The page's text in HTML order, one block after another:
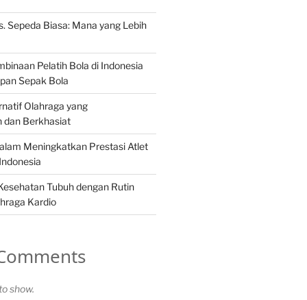
Sepeda Biasa: Mana yang Lebih
Pelatih Bola di Indonesia
Sepak Bola
Olahraga yang
dan Berkhasiat
Meningkatkan Prestasi Atlet
Tubuh dengan Rutin
Kardio
show.